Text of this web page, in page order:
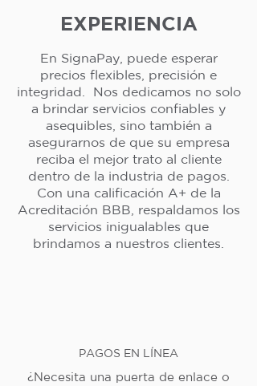
EXPERIENCIA
En SignaPay, puede esperar
precios flexibles, precisión e
integridad. Nos dedicamos no solo
a brindar servicios confiables y
asequibles, sino también a
asegurarnos de que su empresa
reciba el mejor trato al cliente
dentro de la industria de pagos.
Con una calificación A+ de la
Acreditación BBB, respaldamos los
servicios inigualables que
brindamos a nuestros clientes.
PAGOS EN LÍNEA
¿Necesita una puerta de enlace o